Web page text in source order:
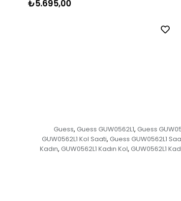
₺5.695,00
Guess, Guess GUW0562L1, Guess
GUW0562L1 Kol Saati, Guess GUW0562L1
Kadın, GUW0562L1 Kadın Kol, GUW0562L1